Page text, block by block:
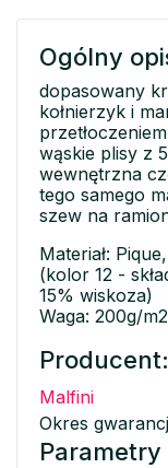
Ogólny
dopasowany
kołnierzyk i
wąskie plisy z
wewnętrzna
tego samego
szew na
Materiał:
(kolor 12 -
15% wiskoza)
Waga: 200g/m2
Producent:
Malfini
Okres